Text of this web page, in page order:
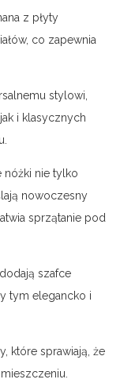
z płyty
co zapewnia
stylowi,
i klasycznych
nóżki nie tylko
nowoczesny
sprzątanie pod
szafce
tym elegancko i
które sprawiają, że